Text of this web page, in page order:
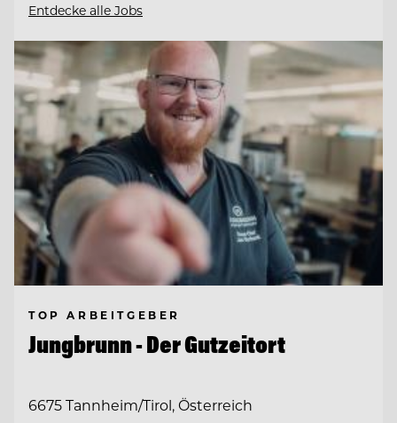
Entdecke alle Jobs
TOP ARBEITGEBER
Jungbrunn - Der Gutzeitort
6675 Tannheim/Tirol, Österreich